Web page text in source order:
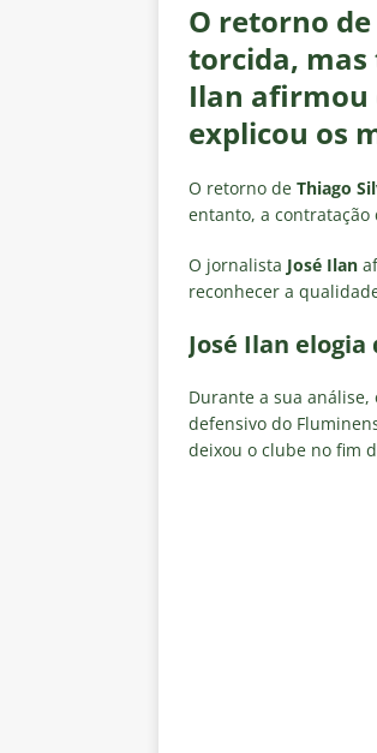
[ 4 de
[ 4 de
o
O retorno
torcida, mas
Ilan afirmou
explicou os
O retorno de Thiago
entanto, a
O jornalista José Ilan
reconhecer a
José Ilan
Durante a sua
defensivo do
deixou o clube no fim